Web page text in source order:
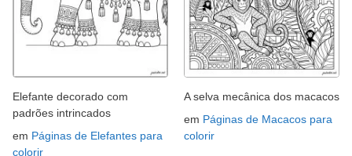
Elefante decorado com
padrões intrincados
em Páginas de Elefantes para
colorir
A selva mecânica dos macacos
em Páginas de Macacos para
colorir